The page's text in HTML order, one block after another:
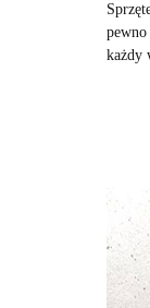
każdy